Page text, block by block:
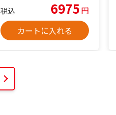
税込 6975 円
カートに入れる